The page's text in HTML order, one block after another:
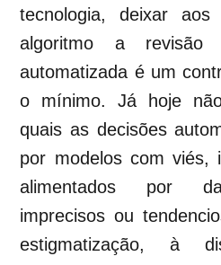
tecnologia, deixar
algoritmo a
automatizada é um
o mínimo. Já hoje
quais as decisões
por modelos com viés,
alimentados por
imprecisos ou
estigmatização, à